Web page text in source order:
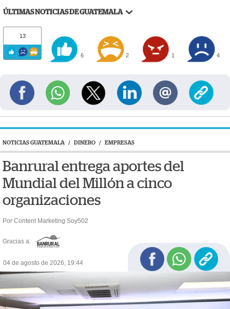
ÚLTIMAS NOTICIAS DE GUATEMALA
13
6 2 1 4
NOTICIAS GUATEMALA / DINERO / EMPRESAS
Banrural entrega aportes del
Mundial del Millón a cinco
organizaciones
Por Content Marketing Soy502
Gracias a:
04 de agosto de 2026, 19:44